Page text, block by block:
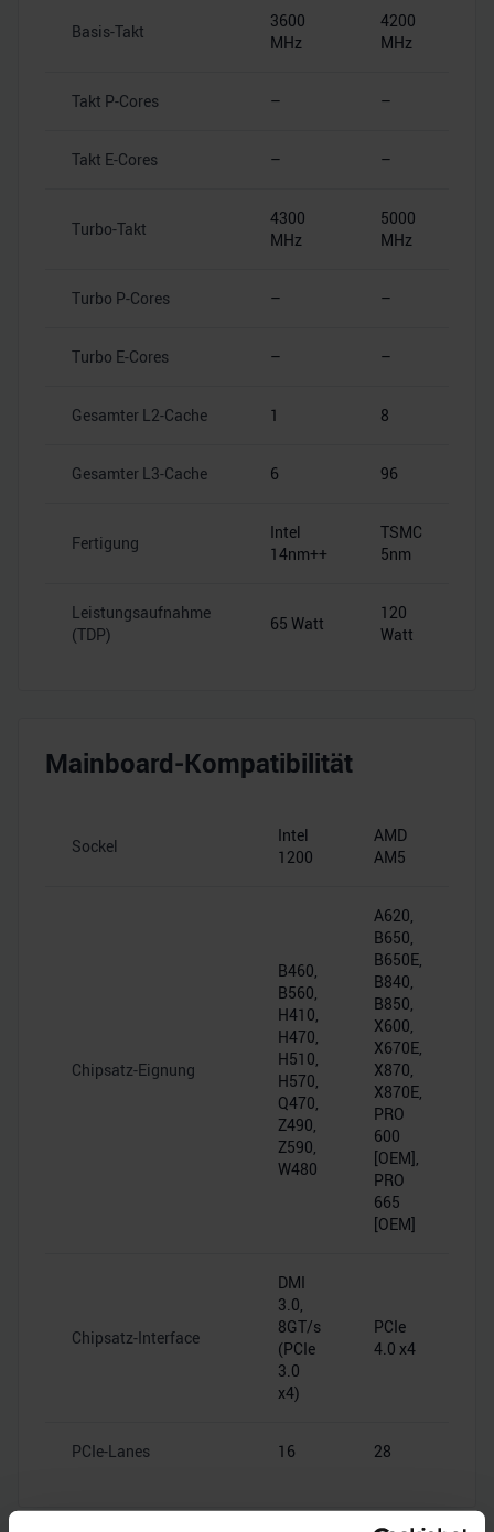
Basis-Takt
3600
MHz
4200
MHz
Takt P-Cores – –
Takt E-Cores – –
Turbo-Takt
4300
MHz
5000
MHz
Turbo P-Cores – –
Turbo E-Cores – –
Gesamter L2-Cache 1 8
Gesamter L3-Cache 6 96
Fertigung
Intel
14nm++
TSMC
5nm
Leistungsaufnahme
(TDP)
65 Watt
120
Watt
Mainboard-Kompatibilität
Sockel
Intel
1200
AMD
AM5
Chipsatz-Eignung
B460,
B560,
H410,
H470,
H510,
H570,
Q470,
Z490,
Z590,
W480
A620,
B650,
B650E,
B840,
B850,
X600,
X670E,
X870,
X870E,
PRO
600
[OEM],
PRO
665
[OEM]
Chipsatz-Interface
DMI
3.0,
8GT/s
(PCIe
3.0
x4)
PCIe
4.0 x4
PCIe-Lanes 16 28